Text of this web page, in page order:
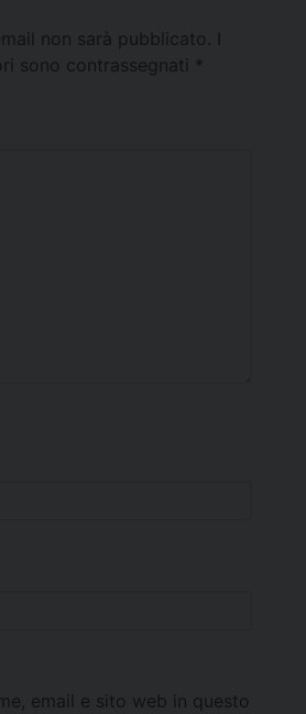
non sarà pubblicato.
sono contrassegnati *
email e sito web in questo